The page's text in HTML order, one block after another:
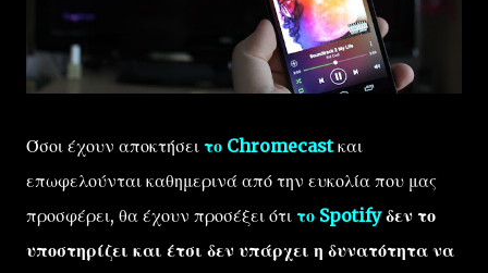
Όσοι έχουν αποκτήσει το Chromecastκαι
επωφελούνται καθημερινά από την ευκολία που μας
προσφέρει, θα έχουν προσέξει ότι το Spotify δεν το
υποστηρίζει και έτσι δεν υπάρχει η δυνατότητα να